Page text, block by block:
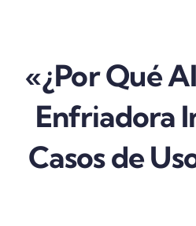
«¿Por Qué
Enfriadora
Casos de